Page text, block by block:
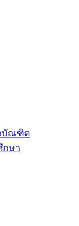
บัณฑิต
กษา